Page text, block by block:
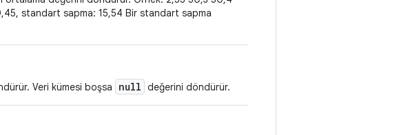
standart sapma: 15,54 Bir standart sapma
Veri kümesi boşsa null değerini döndürür.